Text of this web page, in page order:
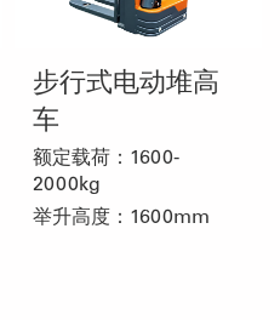
步行式电动堆高
车
额定载荷：1600-
2000kg
举升高度：1600mm